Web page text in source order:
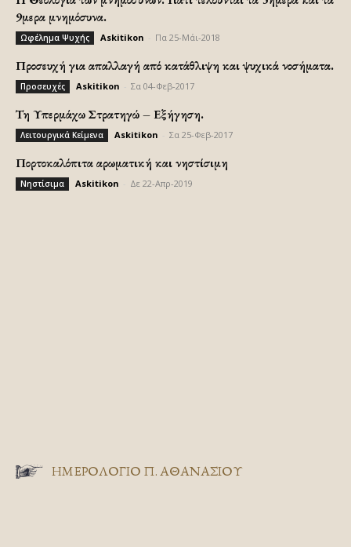
9μερα μνημόσυνα.
Ωφέλημα Ψυχής Askitikon Πα 25-Μάι-2018
Προσευχή για απαλλαγή από κατάθλιψη και ψυχικά νοσήματα.
Προσευχές Askitikon Σα 04-Φεβ-2017
Τη Υπερμάχω Στρατηγώ – Εξήγηση.
Λειτουργικά Κείμενα Askitikon Σα 25-Φεβ-2017
Πορτοκαλόπιτα αρωματική και νηστίσιμη
Νηστίσιμα Askitikon Δε 22-Απρ-2019
ΗΜΕΡΟΛΟΓΙΟ Π. ΑΘΑΝΑΣΙΟΥ